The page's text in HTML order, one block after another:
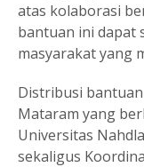
atas kolaborasi
bantuan ini dapat
masyarakat yang
Distribusi
Mataram yang
Universitas
sekaligus